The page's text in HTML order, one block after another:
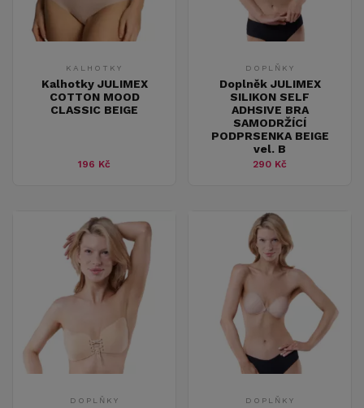
KALHOTKY
Kalhotky JULIMEX
COTTON MOOD
CLASSIC BEIGE
196 Kč
DOPLŇKY
Doplněk JULIMEX
SILIKON SELF
ADHSIVE BRA
SAMODRŽÍCÍ
PODPRSENKA BEIGE
vel. B
290 Kč
DOPLŇKY DOPLŇKY